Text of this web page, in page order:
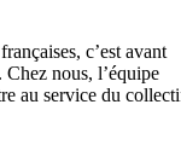
c’est avant
nous, l’équipe
au service du